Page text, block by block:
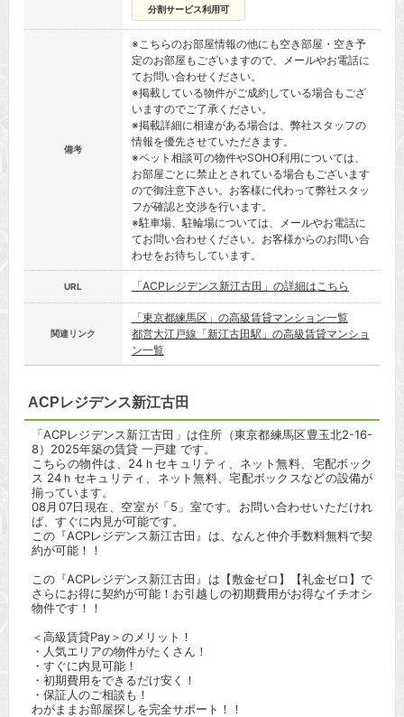
分割サービス利用可
備考
※こちらのお部屋情報の他にも空き部屋・空き予
定のお部屋もございますので、メールやお電話に
てお問い合わせください。
※掲載している物件がご成約している場合もござ
いますのでご了承ください。
※掲載詳細に相違がある場合は、弊社スタッフの
情報を優先させていただきます。
※ペット相談可の物件やSOHO利用については、
お部屋ごとに禁止とされている場合もございます
ので御注意下さい。お客様に代わって弊社スタッ
フが確認と交渉を行います。
※駐車場、駐輪場については、メールやお電話に
てお問い合わせください。お客様からのお問い合
わせをお待ちしています。
URL 「ACPレジデンス新江古田」の詳細はこちら
関連リンク
「東京都練馬区」の高級賃貸マンション一覧
都営大江戸線「新江古田駅」の高級賃貸マンショ
ン一覧
ACPレジデンス新江古田
「ACPレジデンス新江古田」は住所（東京都練馬区豊玉北2-16-
8）2025年築の賃貸 一戸建 です。
こちらの物件は、24ｈセキュリティ、ネット無料、宅配ボック
ス 24ｈセキュリティ、ネット無料、宅配ボックスなどの設備が
揃っています。
08月07日現在、空室が「5」室です。お問い合わせいただけれ
ば、すぐに内見が可能です。
この『ACPレジデンス新江古田』は、なんと仲介手数料無料で契
約が可能！！
この『ACPレジデンス新江古田』は【敷金ゼロ】【礼金ゼロ】で
さらにお得に契約が可能！お引越しの初期費用がお得なイチオシ
物件です！！
＜高級賃貸Pay＞のメリット！
・人気エリアの物件がたくさん！
・すぐに内見可能！
・初期費用をできるだけ安く！
・保証人のご相談も！
わがままお部屋探しを完全サポート！！